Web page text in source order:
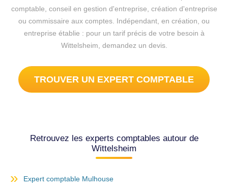
comptable, conseil en gestion d'entreprise, création d'entreprise
ou commissaire aux comptes. Indépendant, en création, ou
entreprise établie : pour un tarif précis de votre besoin à
Wittelsheim, demandez un devis.
TROUVER UN EXPERT COMPTABLE
Retrouvez les experts comptables autour de
Wittelsheim
Expert comptable Mulhouse